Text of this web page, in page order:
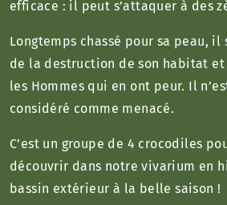
efficace : il peut s’attaquer à des
Longtemps chassé pour sa peau, il
de la destruction de son habitat
les Hommes qui en ont peur. Il
considéré comme menacé.
C’est un groupe de 4 crocodiles
découvrir dans notre vivarium en
bassin extérieur à la belle saison !